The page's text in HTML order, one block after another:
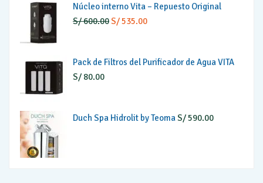
era:
S/ 350.00.
es:
S/ 269.00.
Núcleo interno Vita – Repuesto Original
S/600.00El
era:
S/535.00El
es:
Pack de Filtros del Purificador de Agua VITA
S/ 80.00
Duch Spa Hidrolit by TeomaS/590.00